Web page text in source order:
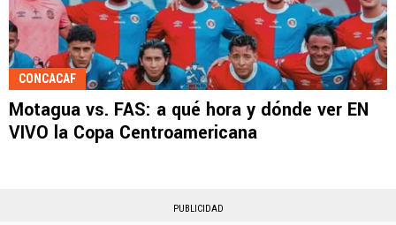
CONCACAF
Motagua vs. FAS: a qué hora y dónde ver EN
VIVO la Copa Centroamericana
PUBLICIDAD